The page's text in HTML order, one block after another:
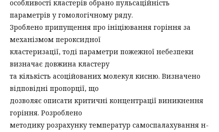
особливості кластерів обрано пульсаційність
параметрів у гомологічному ряду.
Зроблено припущення про ініціювання горіння за
механізмом пероксидної
кластеризації, тоді параметри пожежної небезпеки
визначає довжина кластеру
та кількість асоційованих молекул кисню. Визначено
відповідні пропорції, що
дозволяє описати критичні концентрації виникнення
горіння. Розроблено
методику розрахунку температур самоспалахування н-